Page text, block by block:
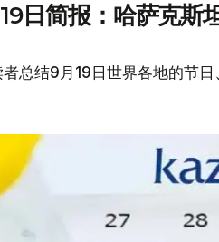
日简报：哈萨克斯
总结9月19日世界各地的节